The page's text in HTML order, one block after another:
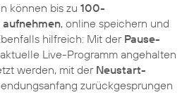
können bis zu 100-
, online speichern und
hilfreich: Mit derPause-
Live-Programm angehalten
werden, mit der Neustart-
zurückgesprungen